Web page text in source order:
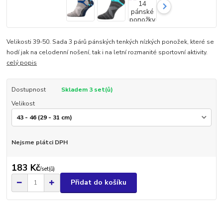
Velikosti 39-50. Sada 3 párů pánských tenkých nízkých ponožek, které se
hodí jak na celodenní nošení, tak i na letní rozmanité sportovní aktivity.
celý popis
Dostupnost
Skladem 3 set(ů)
Velikost
Nejsme plátci DPH
183 Kč/set(ů)
Přidat do košíku